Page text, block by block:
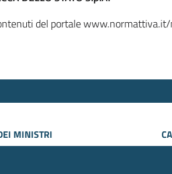
del portale
MINISTRI